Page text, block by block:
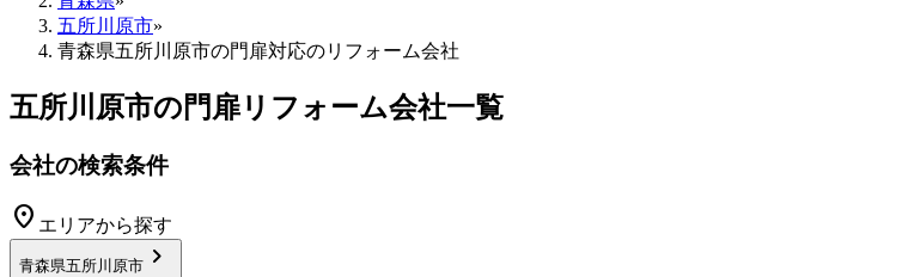
五所川原市»
青森県五所川原市の門扉対応のリフォーム会社
五所川原市の門扉リフォーム会社一覧
会社の検索条件
location_on エリアから探す
青森県五所川原市 chevron_right